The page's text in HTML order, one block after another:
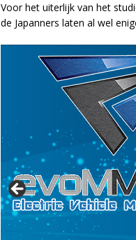
Voor het uiterlijk van het
de Japanners laten al wel